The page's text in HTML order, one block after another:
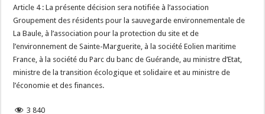
Article 4 : La présente décision sera notifiée à l’association
Groupement des résidents pour la sauvegarde environnementale de
La Baule, à l’association pour la protection du site et de
l’environnement de Sainte-Marguerite, à la société Eolien maritime
France, à la société du Parc du banc de Guérande, au ministre d’Etat,
ministre de la transition écologique et solidaire et au ministre de
l’économie et des finances.
3 840